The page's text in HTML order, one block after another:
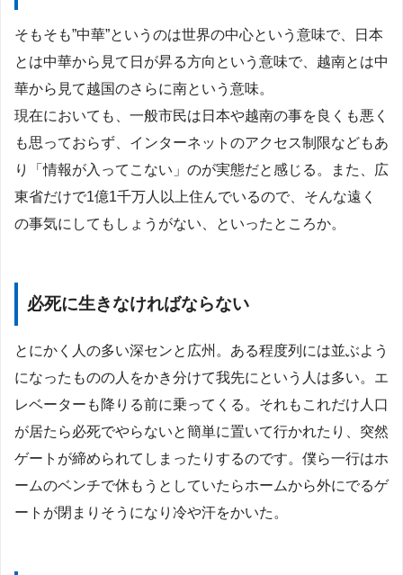
そもそも”中華”というのは世界の中心という意味で、日本
とは中華から見て日が昇る方向という意味で、越南とは中
華から見て越国のさらに南という意味。
現在においても、一般市民は日本や越南の事を良くも悪く
も思っておらず、インターネットのアクセス制限などもあ
り「情報が入ってこない」のが実態だと感じる。また、広
東省だけで1億1千万人以上住んでいるので、そんな遠く
の事気にしてもしょうがない、といったところか。
必死に生きなければならない
とにかく人の多い深センと広州。ある程度列には並ぶよう
になったものの人をかき分けて我先にという人は多い。エ
レベーターも降りる前に乗ってくる。それもこれだけ人口
が居たら必死でやらないと簡単に置いて行かれたり、突然
ゲートが締められてしまったりするのです。僕ら一行はホ
ームのベンチで休もうとしていたらホームから外にでるゲ
ートが閉まりそうになり冷や汗をかいた。